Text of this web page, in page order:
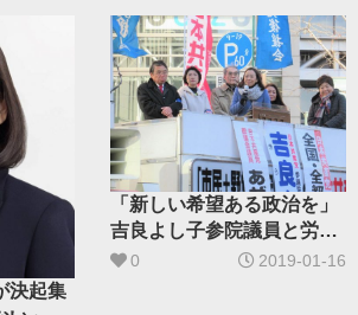
決起集
「新しい希望ある政治を」
吉良よし子参院議員と労働
者後援会訴え ​
0 2019-01-16